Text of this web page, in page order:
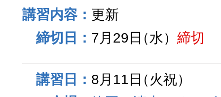
更新
7月29日（水） 締切
8月11日（火祝）